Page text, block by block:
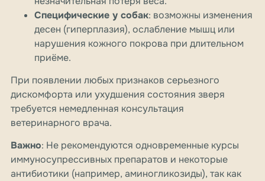
Специфические у собак: возможны изменения
десен (гиперплазия), ослабление мышц или
нарушения кожного покрова при длительном
приёме.
При появлении любых признаков серьезного
дискомфорта или ухудшения состояния зверя
требуется немедленная консультация
ветеринарного врача.
Важно: Не рекомендуются одновременные курсы
иммуносупрессивных препаратов и некоторые
антибиотики (например, аминогликозиды), так как